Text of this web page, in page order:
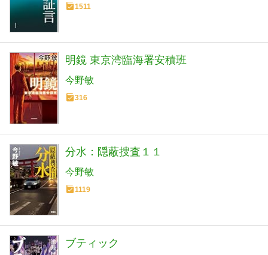
1511
明鏡 東京湾臨海署安積班
今野敏
316
分水：隠蔽捜査１１
今野敏
1119
ブティック